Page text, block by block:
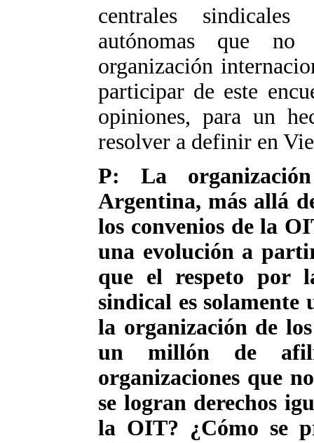
centrales sindicales
autónomas que
organización
participar de este
opiniones, para un
resolver a definir en
P: La
Argentina, más allá
los convenios de la
una evolución a
que el respeto por
sindical es
la organización de
un millón de
organizaciones que
se logran derechos
la OIT? ¿Cómo se